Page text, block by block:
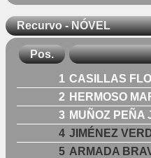
Recurvo - NÓVEL
Pos.
1 CASILLAS
2 HERMOSO
3 MUÑOZ PEÑA
4 JIMÉNEZ
5 ARMADA